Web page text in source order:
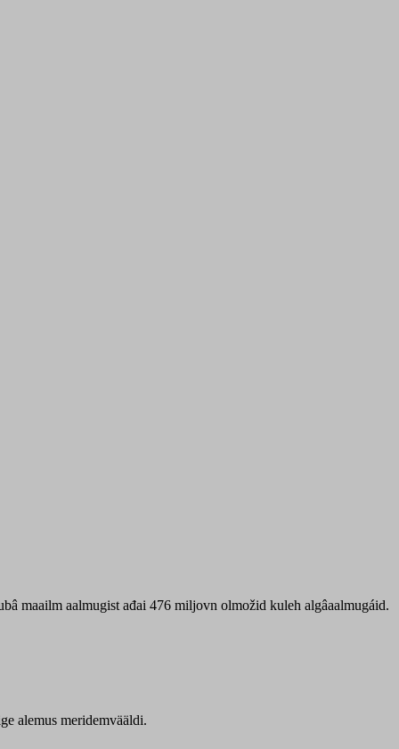
maailm aalmugist ađai 476 miljovn olmožid kuleh algâaalmugáid.
alemus meridemvääldi.